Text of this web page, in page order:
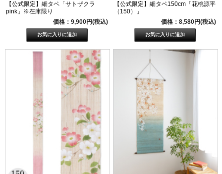
【公式限定】細タペ「サトザクラ
pink」※在庫限り
価格：9,900円(税込)
【公式限定】細タペ150cm「花桃源平
（150）」
価格：8,580円(税込)